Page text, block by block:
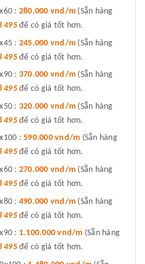
: 280.000 vnd/m (Sẵn hàng
495để có giá tốt hơn.
: 245.000 vnd/m (Sẵn hàng
495 để có giá tốt hơn.
: 370.000 vnd/m (Sẵn hàng
495để có giá tốt hơn.
: 320.000 vnd/m (Sẵn hàng
495để có giá tốt hơn.
: 590.000 vnd/m (Sẵn hàng
495để có giá tốt hơn.
: 270.000 vnd/m (Sẵn hàng
495để có giá tốt hơn.
: 490.000 vnd/m (Sẵn hàng
495để có giá tốt hơn.
: 1.100.000 vnd/m (Sẵn hàng
495để có giá tốt hơn.